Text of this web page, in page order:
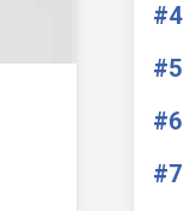
#4
#5
#6
#7